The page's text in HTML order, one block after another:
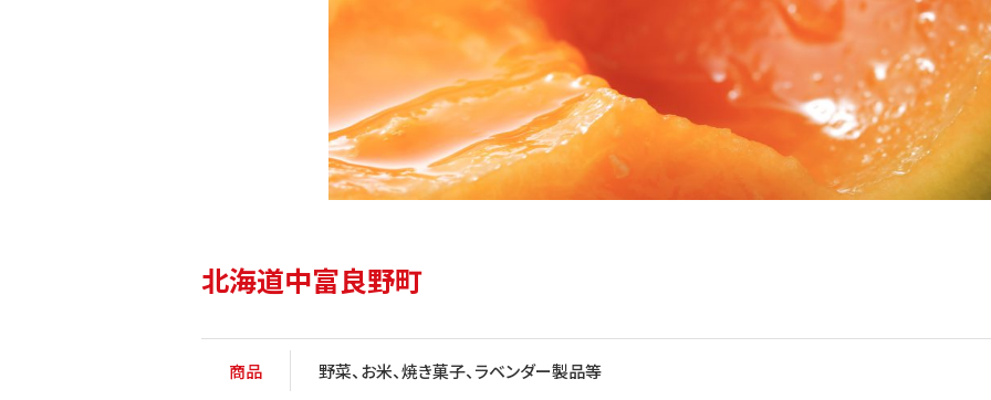
北海道中富良野町
商品 野菜、お米、焼き菓子、ラベンダー製品等